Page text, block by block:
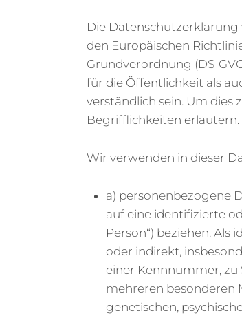
Die
den Europäischen
Grundverordnung (DS-
für die Öffentlichkeit als
verständlich sein. Um
Begrifflichkeiten erläutern.
Wir verwenden in dieser
a) personenbezogene
auf eine identifizierte
Person“) beziehen.
oder indirekt,
einer Kennnummer,
mehreren besonderen
genetischen,